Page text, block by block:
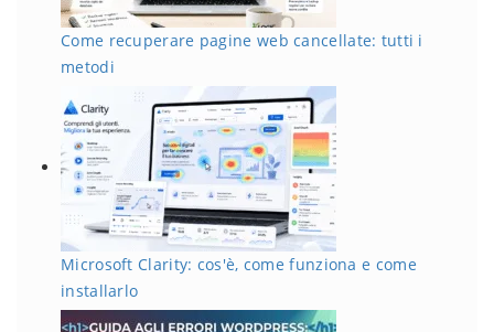
Come recuperare pagine web cancellate: tutti i
metodi
Microsoft Clarity: cos'è, come funziona e come
installarlo